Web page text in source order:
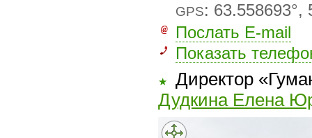
GPS: 63.558693°,
Послать E-mail
Показать
★
Директор
Дудкина Елена